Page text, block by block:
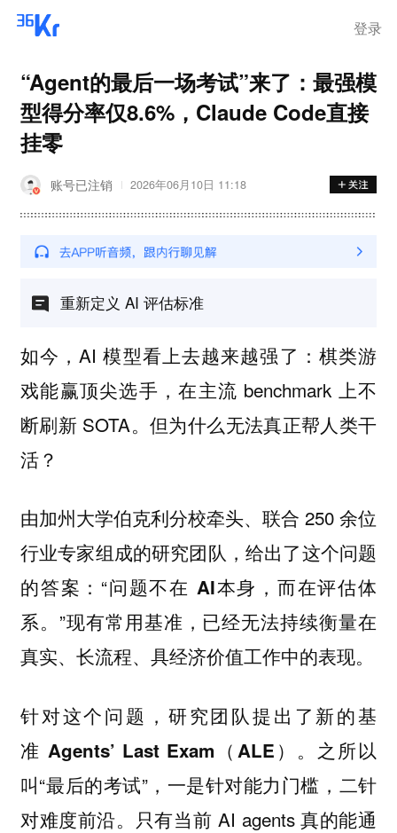
登录
“Agent的最后一场考试”来了：最强模
型得分率仅8.6%，Claude Code直接
挂零
账号已注销 2026年06月10日 11:18
重新定义 AI 评估标准
如今，AI 模型看上去越来越强了：棋类游
戏能赢顶尖选手，在主流 benchmark 上不
断刷新 SOTA。但为什么无法真正帮人类干
活？
由加州大学伯克利分校牵头、联合 250 余位
行业专家组成的研究团队，给出了这个问题
的答案：“问题不在 AI本身，而在评估体
系。”现有常用基准，已经无法持续衡量在
真实、长流程、具经济价值工作中的表现。
针对这个问题，研究团队提出了新的基
准 Agents’ Last Exam（ALE） 。之所以
叫“最后的考试”，一是针对能力门槛 ，二针
对难度前沿。只有当前 AI agents 真的能通